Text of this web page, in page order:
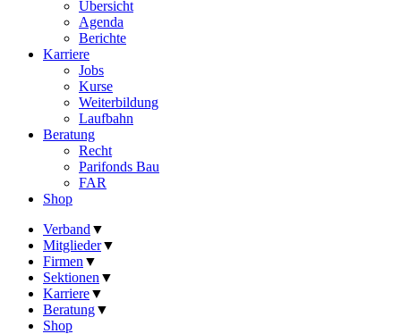
Übersicht
Agenda
Berichte
Karriere
Jobs
Kurse
Weiterbildung
Laufbahn
Beratung
Recht
Parifonds Bau
FAR
Shop
Verband ▼
Mitglieder▼
Firmen ▼
Sektionen ▼
Karriere▼
Beratung▼
Shop